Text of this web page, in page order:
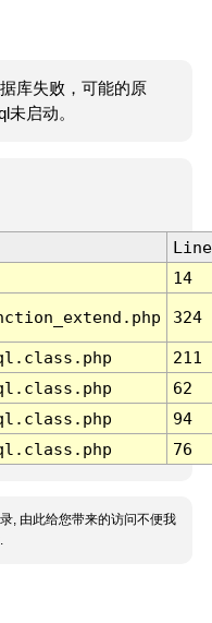
库失败，可能的原
启动。
Line
14
324
211
62
94
76
, 由此给您带来的访问不便我